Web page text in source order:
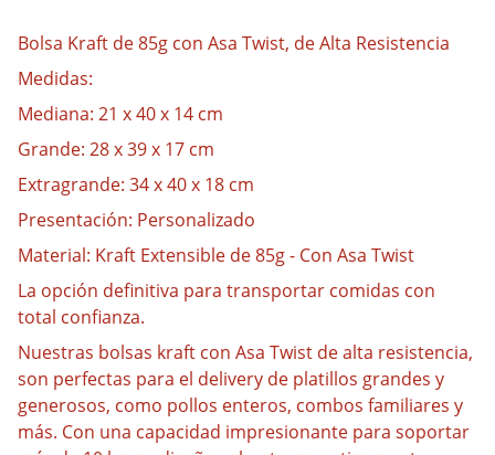
Bolsa Kraft de 85g con Asa Twist, de Alta Resistencia
Medidas:
Mediana: 21 x 40 x 14 cm
Grande: 28 x 39 x 17 cm
Extragrande: 34 x 40 x 18 cm
Presentación: Personalizado
Material: Kraft Extensible de 85g - Con Asa Twist
La opción definitiva para transportar comidas con
total confianza.
Nuestras bolsas kraft con Asa Twist de alta resistencia,
son perfectas para el delivery de platillos grandes y
generosos, como pollos enteros, combos familiares y
más. Con una capacidad impresionante para soportar